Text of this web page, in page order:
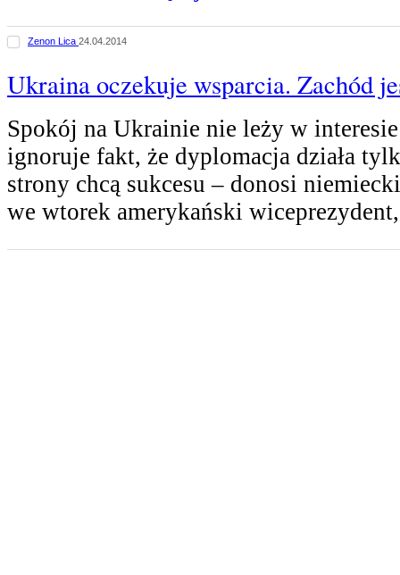
Zenon Lica 24.04.2014
Ukraina oczekuje wsparcia. Zachód
Spokój na Ukrainie nie leży w
ignoruje fakt, że dyplomacja działa
strony chcą sukcesu – donosi
we wtorek amerykański